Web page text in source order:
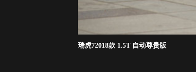
瑞虎72018款 1.5T 自动尊贵版